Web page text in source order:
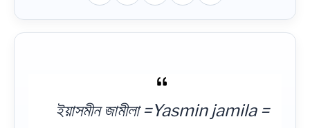
ইয়াসমীন জামীলা =Yasmin jamila =